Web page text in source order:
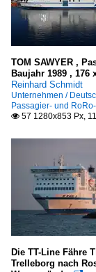
Ostsee
Europa
Golf
Nordsee
2018
2019
2020
2020
2021
2022
2023
2024
2025
2026
TOM SAWYER ,
Baujahr 1989 , 176
Reinhard Schmidt
Unternehmen /
Passagier- und
 57 1280x853 Px,
Die TT-Line Fähre
Trelleborg nach